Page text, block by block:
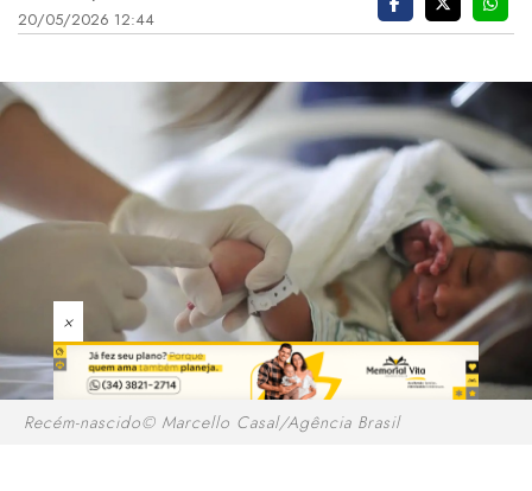
20/05/2026 12:44
×
Recém-nascido© Marcello Casal/Agência Brasil